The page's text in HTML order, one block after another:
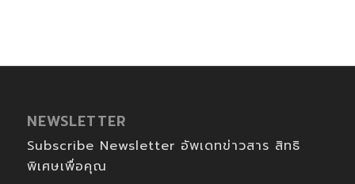
NEWSLETTER
Subscribe Newsletter อัพเดทข่าวสาร สิทธิ
พิเศษเพื่อคุณ